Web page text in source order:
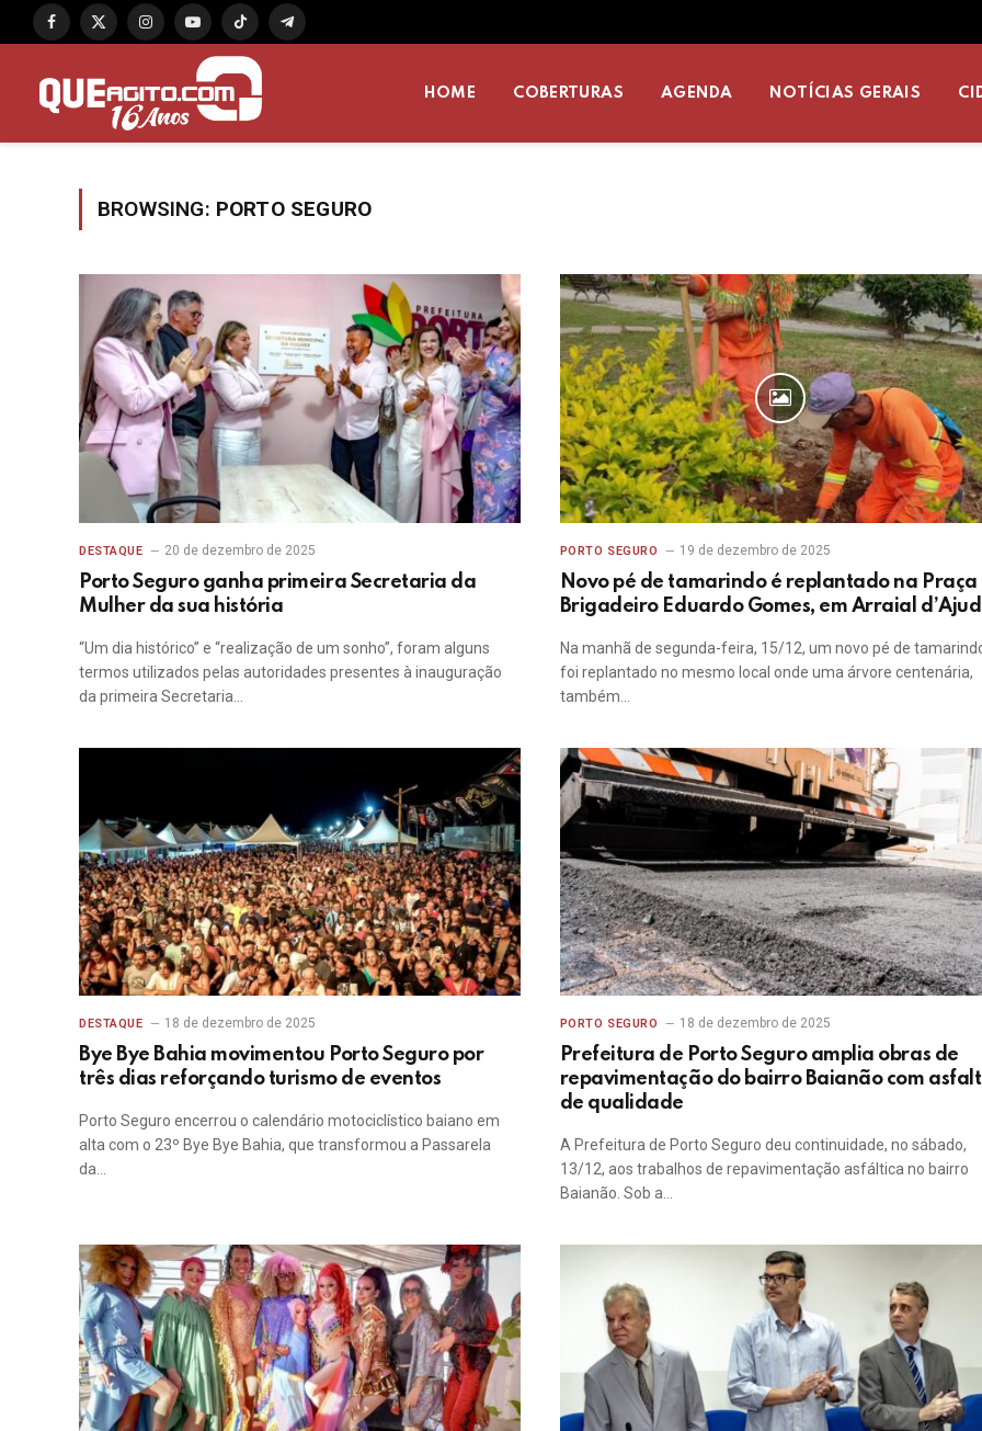
Facebook
X
InstagramYouTubeTikTok Telegram
HOME COBERTURAS AGENDA NOTÍCIAS GERAIS
BROWSING: PORTO SEGURO
DESTAQUE 20 de dezembro de 2025
Porto Seguro ganha primeira Secretaria da
Mulher da sua história
“Um dia histórico” e “realização de um sonho”, foram alguns
termos utilizados pelas autoridades presentes à inauguração
da primeira Secretaria…
PORTO SEGURO 19 de dezembro de 2025
Novo pé de tamarindo é replantado na Praça
Brigadeiro Eduardo Gomes, em Arraial
Na manhã de segunda-feira, 15/12, um novo pé de
foi replantado no mesmo local onde uma árvore centenária,
também…
DESTAQUE 18 de dezembro de 2025
Bye Bye Bahia movimentou Porto Seguro por
três dias reforçando turismo de eventos
Porto Seguro encerrou o calendário motociclístico baiano em
alta com o 23º Bye Bye Bahia, que transformou a Passarela
da…
PORTO SEGURO 18 de dezembro de 2025
Prefeitura de Porto Seguro amplia obras de
repavimentação do bairro Baianão com
de qualidade
A Prefeitura de Porto Seguro deu continuidade, no sábado,
13/12, aos trabalhos de repavimentação asfáltica no bairro
Baianão. Sob a…